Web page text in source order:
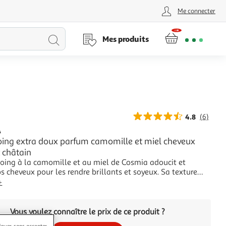
Me connecter
Lancer
Mes produits
4.8 (6)
extra doux parfum camomille et miel cheveux
à la camomille et au miel de Cosmia adoucit et
cheveux pour les rendre brillants et soyeux. Sa texture
pas le cheveu et laisse un léger parfum
cheveux blonds à châtain clair. Fabriqué en Europe
D'UTILISATION :Appliquer sur cheveux mo
Vous voulez connaître le prix de ce produit ?